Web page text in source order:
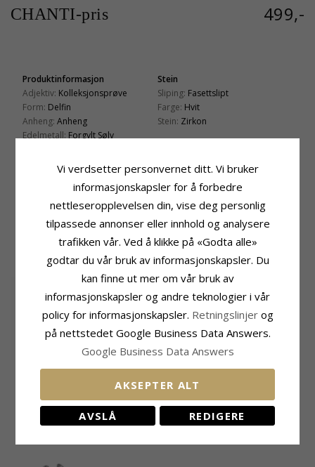
CHANTI-pris 499,-
Produktinformasjon
Adjektiv: Kolleksjonsprøve
Form: Delfin
Anheng: Anheng
Edelmetall: Forgylt Sølv
Stein
Sliping: Fasettslipt
Farge: Hvit
Stein: Zirkon
Bredde: 13,5 mm
Leveringstid:Ca. 5-10 Hverdager
Passer Til Gullkjede Med Bredde
Slange Maks:1,3 mm
Venezia Max:1,3 mm
KUNDER KJØPER OGSÅ
Aagaard delfin
MEST POPULÆRE PRODUKTER I
Vi verdsetter personvernet ditt. Vi bruker
informasjonskapsler for å forbedre
nettleseropplevelsen din, vise deg personlig
tilpassede annonser eller innhold og analysere
trafikken vår. Ved å klikke på «Godta alle»
godtar du vår bruk av informasjonskapsler. Du
kan finne ut mer om vår bruk av
informasjonskapsler og andre teknologier i vår
policy for informasjonskapsler. Retningslinjer og
på nettstedet Google Business Data Answers.
Google Business Data Answers
AKSEPTER ALT
AVSLÅ REDIGERE